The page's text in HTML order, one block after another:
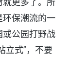
更多了。所
环保潮流的一
公园打野战
立式”，不要